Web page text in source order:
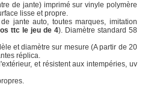
de jante) imprimé sur vinyle polymère
lisse et propre.
jante auto, toutes marques, imitation
ttc le jeu de 4). Diamètre standard 58
et diamètre sur mesure (A partir de 20
réplica.
et résistent aux intempéries, uv